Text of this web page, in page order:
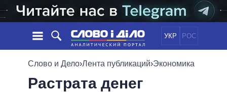
УКР РОС
НОВОСТИ
ЛЕНТА
ПОЛИТИКА
ОБЕЩАНИЯ
Слово и Дело›Лента публикаций›Экономика
Растрата денег